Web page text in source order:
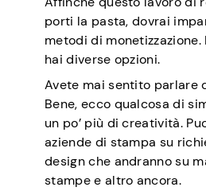
porti la pasta, dovrai
metodi di
hai diverse opzioni.
Avete mai sentito parlare
Bene, ecco qualcosa di
un po’ più di creatività.
aziende di stampa su
design che andranno su
stampe e altro ancora.